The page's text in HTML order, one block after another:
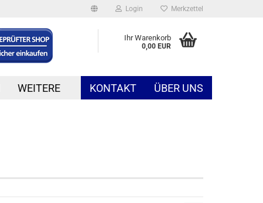
Login Merkzettel
Ihr Warenkorb
0,00 EUR
KONTAKT ÜBER UNS
WEITERE